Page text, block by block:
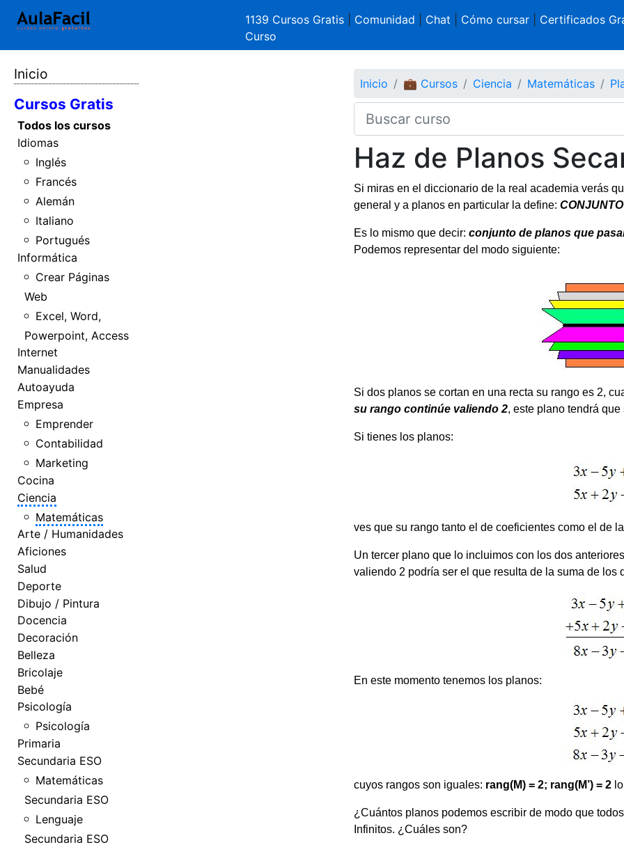
1139 Cursos Gratis Comunidad Chat Cómo cursar| Certificados
Curso
Inicio
Cursos Gratis
Todos los cursos
Idiomas
Inglés
Francés
Alemán
Italiano
Portugués
Informática
Crear Páginas
Web
Excel, Word,
Powerpoint, Access
Internet
Manualidades
Autoayuda
Empresa
Emprender
Contabilidad
Marketing
Cocina
Ciencia
Matemáticas
Arte / Humanidades
Aficiones
Salud
Deporte
Dibujo / Pintura
Docencia
Decoración
Belleza
Bricolaje
Bebé
Psicología
Psicología
Primaria
Secundaria ESO
Matemáticas
Secundaria ESO
Lenguaje
Secundaria ESO
Inicio 💼 Cursos Ciencia Matemáticas
Haz de Planos
Si miras en el diccionario de la real academia verás
general y a planos en particular la define:
Es lo mismo que decir: conjunto de planos que
Podemos representar del modo siguiente:
Si dos planos se cortan en una recta su rango es 2,
su rango continúe valiendo 2, este plano tendrá
Si tienes los planos:
ves que su rango tanto el de coeficientes como el de
Un tercer plano que lo incluimos con los dos
valiendo 2 podría ser el que resulta de la suma de los
En este momento tenemos los planos:
cuyos rangos son iguales: rang(M) = 2; rang(M’) = 2lo
¿Cuántos planos podemos escribir de modo que
Infinitos. ¿Cuáles son?